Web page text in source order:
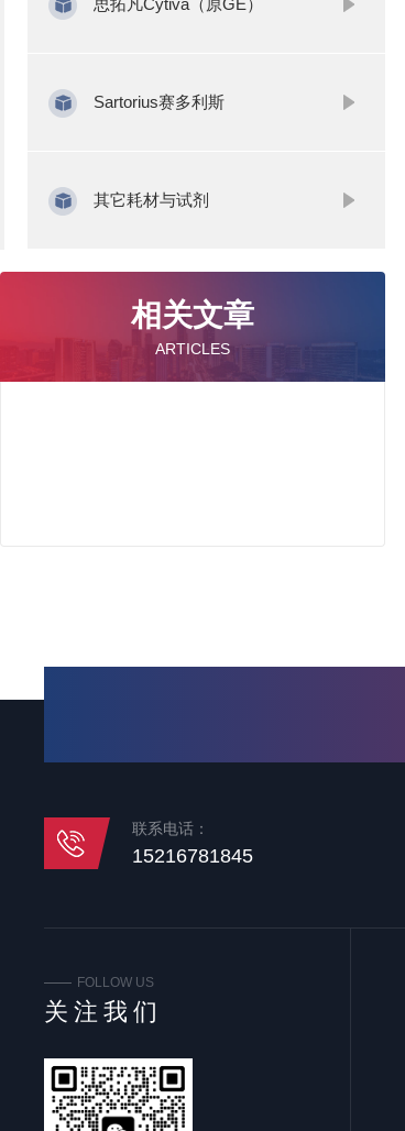
思拓凡Cytiva（原GE）
Sartorius赛多利斯
其它耗材与试剂
相关文章
ARTICLES
联系电话：
15216781845
FOLLOW US
关注我们